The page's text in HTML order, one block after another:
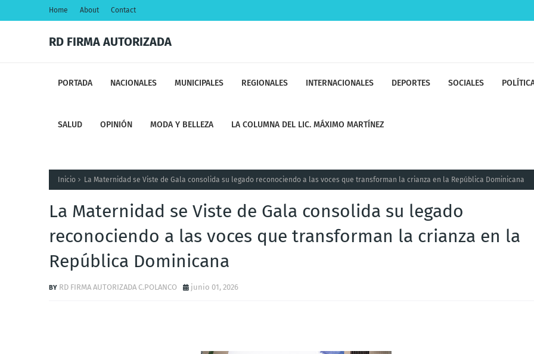
Home About Contact
RD FIRMA AUTORIZADA
PORTADA NACIONALES MUNICIPALES REGIONALES INTERNACIONALES DEPORTES SOCIALES
SALUD OPINIÓN MODA Y BELLEZA LA COLUMNA DEL LIC. MÁXIMO MARTÍNEZ
Inicio La Maternidad se Viste de Gala consolida su legado reconociendo a las voces que transforman la crianza en la República Dominicana
La Maternidad se Viste de Gala consolida su legado
reconociendo a las voces que transforman la crianza en la
República Dominicana
RD FIRMA AUTORIZADA C.POLANCO junio 01, 2026